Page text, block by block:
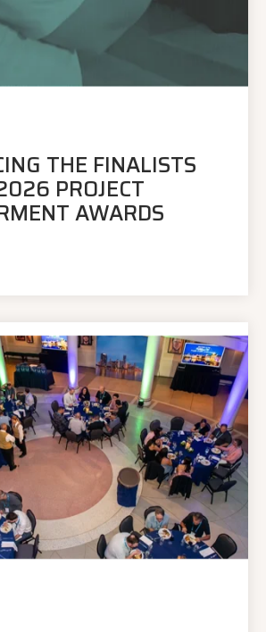
THE FINALISTS
PROJECT
AWARDS